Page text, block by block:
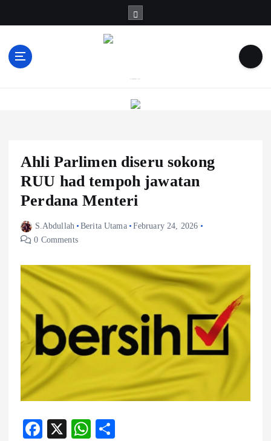
Ahli Parlimen diseru sokong
RUU had tempoh jawatan
Perdana Menteri
S.Abdullah Berita Utama
February 24, 2026
0 Comments
F
X
W